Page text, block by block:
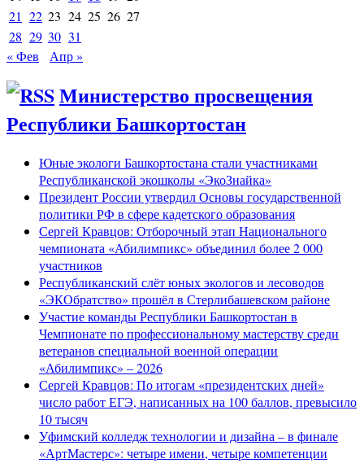
21 22 23 24 25 26 27
28 29 30 31
« Фев
Апр »
Министерство просвещения
Республики Башкортостан
Юные экологи Башкортостана стали участниками
Республиканской экошколы «ЭкоЗнайка»
Президент России утвердил Основы государственной
политики РФ в сфере кадетского образования
Сергей Кравцов: Отборочный этап Национального
чемпионата «Абилимпикс» объединил более 2 000
участников
Республиканский слёт юных экологов и лесоводов
«ЭКОбратство» прошёл в Стерлибашевском районе
Участие команды Республики Башкортостан в
Чемпионате по профессиональному мастерству среди
ветеранов специальной военной операции
«Абилимпикс» – 2026
Сергей Кравцов: По итогам «президентских дней»
число работ ЕГЭ, написанных на 100 баллов, превысило
10 тысяч
Уфимский колледж технологии и дизайна – в финале
«АртМастерс»: четыре имени, четыре компетенции